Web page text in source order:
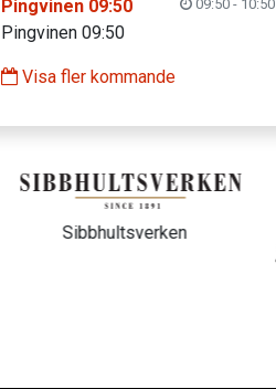
Pingvinen 09:50
09:50 - 10:50
Pingvinen 09:50
Visa fler kommande